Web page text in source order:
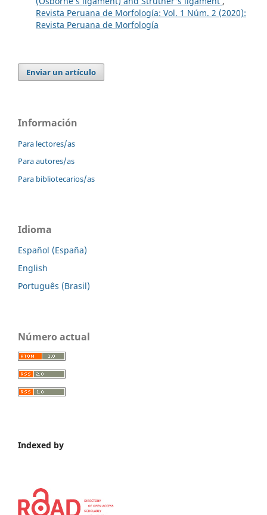
Revista Peruana de Morfología: Vol. 1 Núm. 2 (2020):
Revista Peruana de Morfología
Enviar un artículo
Información
Para lectores/as
Para autores/as
Para bibliotecarios/as
Idioma
Español (España)
English
Português (Brasil)
Número actual
Indexed by